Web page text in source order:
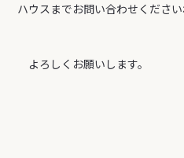
ハウスまでお問い合わせください
よろしくお願いします。